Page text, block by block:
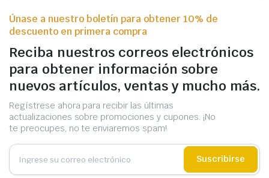
Únase a nuestro boletín para obtener 10% de
descuento en primera compra
Reciba nuestros correos electrónicos
para obtener información sobre
nuevos artículos, ventas y mucho más.
Regístrese ahora para recibir las últimas
actualizaciones sobre promociones y cupones. ¡No
te preocupes, no te enviaremos spam!
Suscribirse